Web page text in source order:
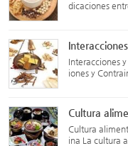
dicaciones
Platyco...
Interacciones
iones y
as"...
Cultura
Cultura
ina La cultura